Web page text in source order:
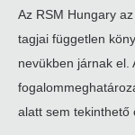
Az RSM Hungary
tagjai független
nevükben járnak el.
alatt sem tekinthető